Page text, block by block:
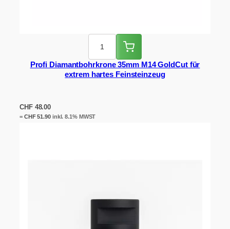
Profi Diamantbohrkrone 35mm M14 GoldCut für
extrem hartes Feinsteinzeug
CHF48.00
= CHF51.90inkl. 8.1% MWST